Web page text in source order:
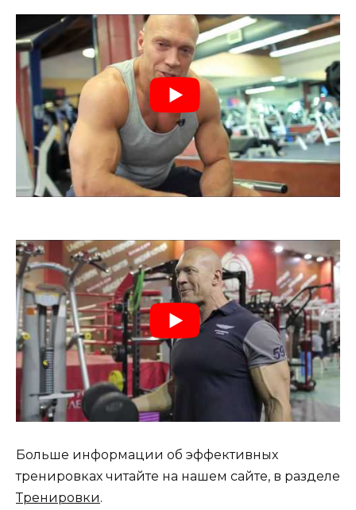
Больше информации об эффективных
тренировках читайте на нашем сайте, в разделе
Тренировки.